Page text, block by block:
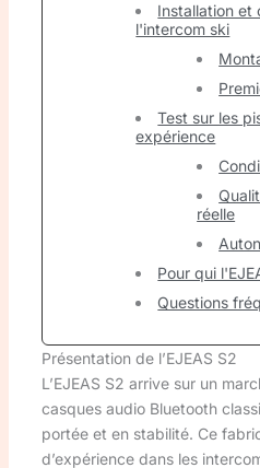
Installation et
l'intercom ski
Test sur les
expérience
réelle
Pour qui
Questions
Présentation de l’EJEAS S2
L’EJEAS S2 arrive sur un
casques audio Bluetooth
portée et en stabilité. Ce
d’expérience dans les